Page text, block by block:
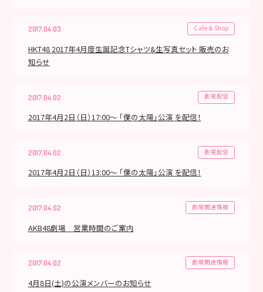
2017.04.03 Cafe & Shop
HKT48 2017年4月度生誕記念Tシャツ&生写真セット 販売のお
知らせ
2017.04.02 劇場配信
2017年4月2日（日）17:00～ 「僕の太陽」公演 を配信！
2017.04.02 劇場配信
2017年4月2日（日）13:00～ 「僕の太陽」公演 を配信！
2017.04.02 劇場関連情報
AKB48劇場 営業時間のご案内
2017.04.02 劇場関連情報
4月8日(土)の公演メンバーのお知らせ